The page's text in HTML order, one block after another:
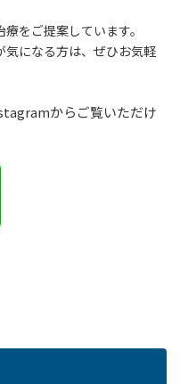
をご提案しています。
気になる方は、ぜひお気軽
からご覧いただけ